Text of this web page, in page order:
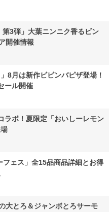
3弾」大葉ニンニク香るビン
開催情報
8月は新作ビビンバピザ登場！
ール開催
ラボ！夏限定「おいしーレモン
フェス」全15品商品詳細とお得
大とろ＆ジャンボとろサーモ